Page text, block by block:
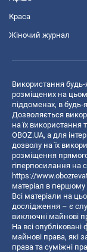
Краса
Жіночий журнал
Використання будь-
розміщених на
піддоменах, в будь-
Дозволяється
на їх використання
OBOZ.UA, а для
дозволу на їх
розміщення
гіперпосилання на
https://
матеріал в першому
Всі матеріали на
дослідження – є
виключні майнові
На всі
майнові права, які
права та суміжні